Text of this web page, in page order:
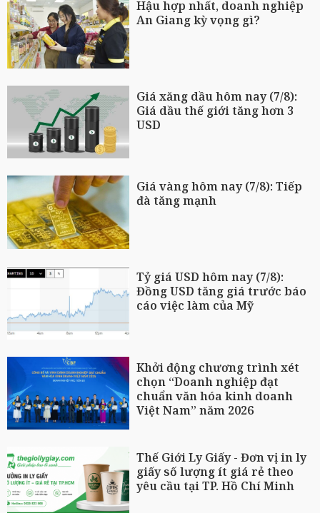
Hậu hợp nhất, doanh nghiệp
An Giang kỳ vọng gì?
Giá xăng dầu hôm nay (7/8):
Giá dầu thế giới tăng hơn 3
USD
Giá vàng hôm nay (7/8): Tiếp
đà tăng mạnh
Tỷ giá USD hôm nay (7/8):
Đồng USD tăng giá trước báo
cáo việc làm của Mỹ
Khởi động chương trình xét
chọn “Doanh nghiệp đạt
chuẩn văn hóa kinh doanh
Việt Nam” năm 2026
Thế Giới Ly Giấy - Đơn vị in ly
giấy số lượng ít giá rẻ theo
yêu cầu tại TP. Hồ Chí Minh